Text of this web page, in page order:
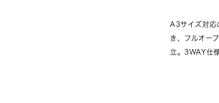
A3サイズ対応
き、フルオー
立。3WAY仕